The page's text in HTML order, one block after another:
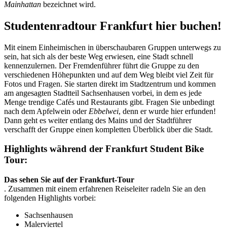
Mainhattan bezeichnet wird.
Studentenradtour Frankfurt hier buchen!
Mit einem Einheimischen in überschaubaren Gruppen unterwegs zu
sein, hat sich als der beste Weg erwiesen, eine Stadt schnell
kennenzulernen. Der Fremdenführer führt die Gruppe zu den
verschiedenen Höhepunkten und auf dem Weg bleibt viel Zeit für
Fotos und Fragen. Sie starten direkt im Stadtzentrum und kommen
am angesagten Stadtteil Sachsenhausen vorbei, in dem es jede
Menge trendige Cafés und Restaurants gibt. Fragen Sie unbedingt
nach dem Apfelwein oder Ebbelwei, denn er wurde hier erfunden!
Dann geht es weiter entlang des Mains und der Stadtführer
verschafft der Gruppe einen kompletten Überblick über die Stadt.
Highlights während der Frankfurt Student Bike
Tour:
Das sehen Sie auf der Frankfurt-Tour
. Zusammen mit einem erfahrenen Reiseleiter radeln Sie an den
folgenden Highlights vorbei:
Sachsenhausen
Malerviertel